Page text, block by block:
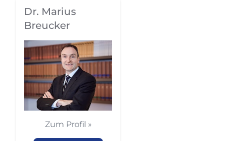
Dr. Marius
Breucker
Zum Profil »